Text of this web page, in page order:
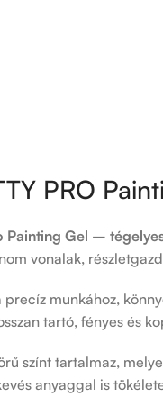
PRO
Painting Gel –
vonalak,
munkához,
tartó, fényes és
színt tartalmaz,
anyaggal is